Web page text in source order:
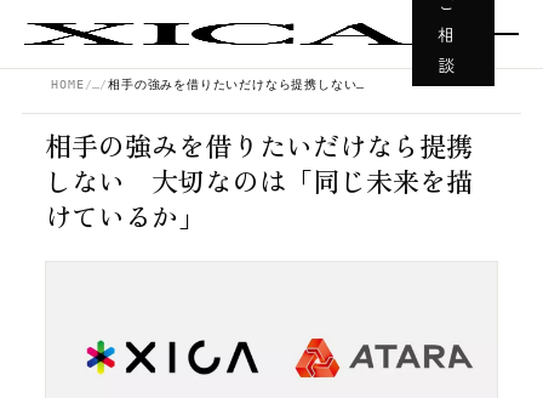
相
談
HOME
相手の強みを借りたいだけなら提携
しない 大切なのは「同じ未来を描
けているか」